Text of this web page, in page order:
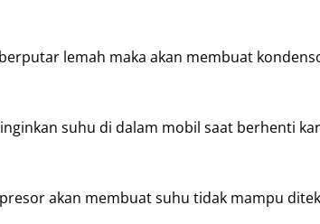
lemah maka akan membuat
suhu di dalam mobil saat berhenti
akan membuat suhu tidak mampu